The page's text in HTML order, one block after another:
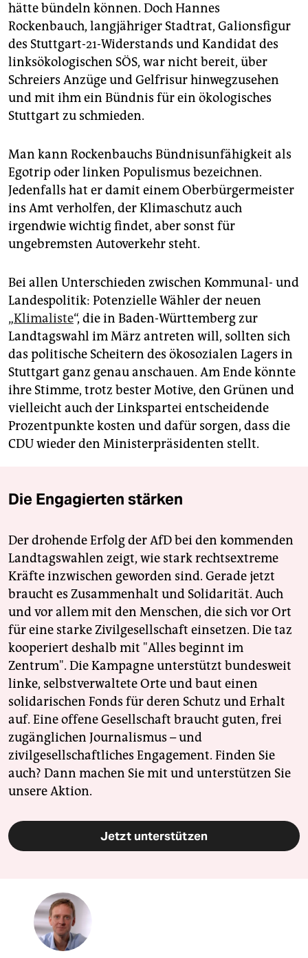
hätte bündeln können. Doch Hannes
Rockenbauch, langjähriger Stadtrat, Galionsfigur
des Stuttgart-21-Widerstands und Kandidat des
linksökologischen SÖS, war nicht bereit, über
Schreiers Anzüge und Gelfrisur hinwegzusehen
und mit ihm ein Bündnis für ein ökologisches
Stuttgart zu schmieden.
Man kann Rockenbauchs Bündnisunfähigkeit als
Egotrip oder linken Populismus bezeichnen.
Jedenfalls hat er damit einem Oberbürgermeister
ins Amt verholfen, der Klimaschutz auch
irgendwie wichtig findet, aber sonst für
ungebremsten Autoverkehr steht.
Bei allen Unterschieden zwischen Kommunal- und
Landespolitik: Potenzielle Wähler der neuen
„Klimaliste“, die in Baden-Württemberg zur
Landtagswahl im März antreten will, sollten sich
das politische Scheitern des ökosozialen Lagers in
Stuttgart ganz genau anschauen. Am Ende könnte
ihre Stimme, trotz bester Motive, den Grünen und
vielleicht auch der Linkspartei entscheidende
Prozentpunkte kosten und dafür sorgen, dass die
CDU wieder den Ministerpräsidenten stellt.
Die Engagierten stärken
Der drohende Erfolg der AfD bei den kommenden
Landtagswahlen zeigt, wie stark rechtsextreme
Kräfte inzwischen geworden sind. Gerade jetzt
braucht es Zusammenhalt und Solidarität. Auch
und vor allem mit den Menschen, die sich vor Ort
für eine starke Zivilgesellschaft einsetzen. Die taz
kooperiert deshalb mit "Alles beginnt im
Zentrum". Die Kampagne unterstützt bundesweit
linke, selbstverwaltete Orte und baut einen
solidarischen Fonds für deren Schutz und Erhalt
auf. Eine offene Gesellschaft braucht guten, frei
zugänglichen Journalismus – und
zivilgesellschaftliches Engagement. Finden Sie
auch? Dann machen Sie mit und unterstützen Sie
unsere Aktion.
Jetzt unterstützen